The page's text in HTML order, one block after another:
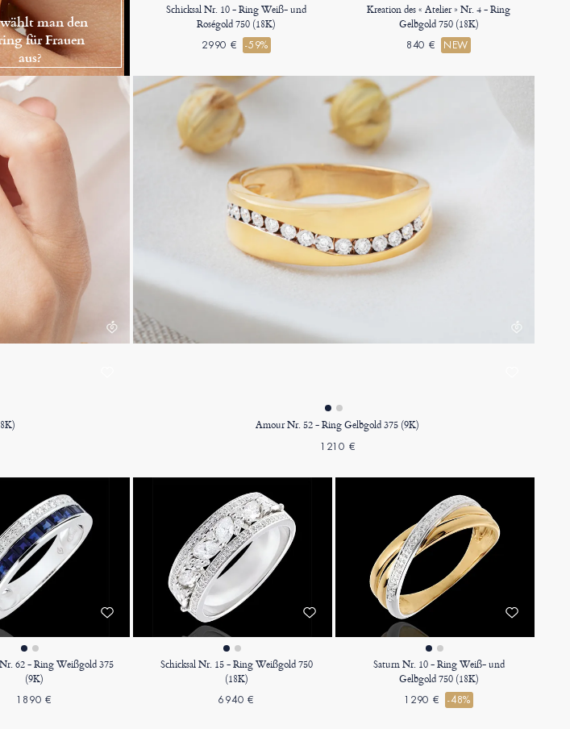
man den
für Frauen
aus?
Schicksal Nr. 10 - Ring Weiß- und
Roségold 750 (18K)
2990 € -59%
Kreation des « Atelier » Nr. 4 - Ring
Gelbgold 750 (18K)
840 € NEW
Amour Nr. 52 - Ring Gelbgold 375 (9K)
1210 €
62 - Ring Weißgold 375
(9K)
1890 €
Schicksal Nr. 15 - Ring Weißgold 750
(18K)
6940 €
Saturn Nr. 10 - Ring Weiß- und
Gelbgold 750 (18K)
1290 € -48%